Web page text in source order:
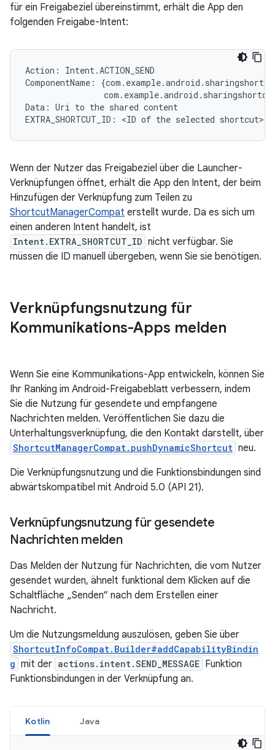
für ein Freigabeziel übereinstimmt, erhält die App den
folgenden Freigabe-Intent:
Action : Intent.ACTION_SEND
ComponentName : {com . example.android .
com . example.android .
Data : Uri to the shared content
EXTRA_SHORTCUT_ID : <ID of the selected shortcut>
Wenn der Nutzer das Freigabeziel über die Launcher-
Verknüpfungen öffnet, erhält die App den Intent, der beim
Hinzufügen der Verknüpfung zum Teilen zu
ShortcutManagerCompat erstellt wurde. Da es sich um
einen anderen Intent handelt, ist
Intent.EXTRA_SHORTCUT_ID nicht verfügbar. Sie
müssen die ID manuell übergeben, wenn Sie sie benötigen.
Verknüpfungsnutzung für
Kommunikations-Apps melden
Wenn Sie eine Kommunikations-App entwickeln, können Sie
Ihr Ranking im Android-Freigabeblatt verbessern, indem
Sie die Nutzung für gesendete und empfangene
Nachrichten melden. Veröffentlichen Sie dazu die
Unterhaltungsverknüpfung, die den Kontakt darstellt, über
ShortcutManagerCompat.pushDynamicShortcut neu.
Die Verknüpfungsnutzung und die Funktionsbindungen sind
abwärtskompatibel mit Android 5.0 (API 21).
Verknüpfungsnutzung für gesendete
Nachrichten melden
Das Melden der Nutzung für Nachrichten, die vom Nutzer
gesendet wurden, ähnelt funktional dem Klicken auf die
Schaltfläche „Senden“ nach dem Erstellen einer
Nachricht.
Um die Nutzungsmeldung auszulösen, geben Sie über
ShortcutInfoCompat.Builder#addCapabilityBindin
g mit der actions.intent.SEND_MESSAGE Funktion
Funktionsbindungen in der Verknüpfung an.
Kotlin Java